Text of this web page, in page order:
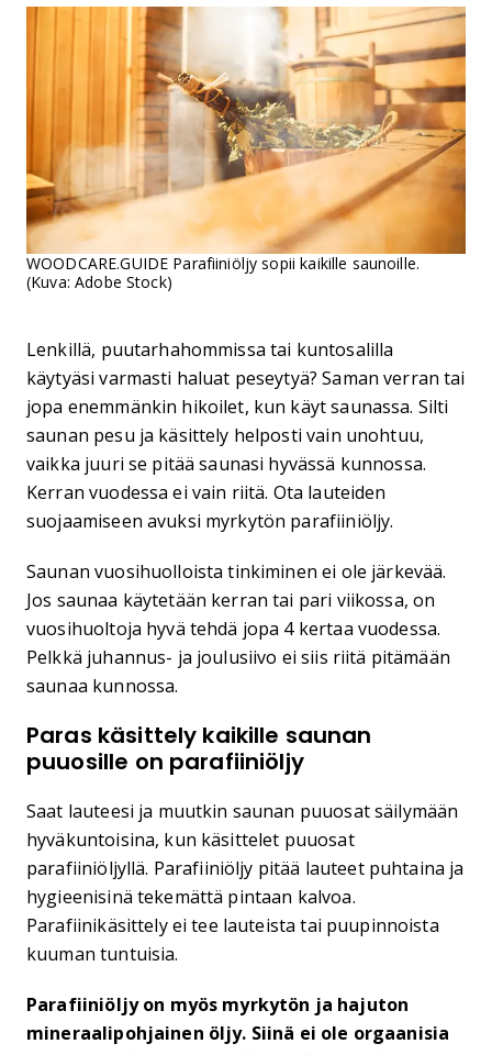
WOODCARE.GUIDE Parafiiniöljy sopii kaikille saunoille.
(Kuva: Adobe Stock)
Lenkillä, puutarhahommissa tai kuntosalilla
käytyäsi varmasti haluat peseytyä? Saman verran tai
jopa enemmänkin hikoilet, kun käyt saunassa. Silti
saunan pesu ja käsittely helposti vain unohtuu,
vaikka juuri se pitää saunasi hyvässä kunnossa.
Kerran vuodessa ei vain riitä. Ota lauteiden
suojaamiseen avuksi myrkytön parafiiniöljy.
Saunan vuosihuolloista tinkiminen ei ole järkevää.
Jos saunaa käytetään kerran tai pari viikossa, on
vuosihuoltoja hyvä tehdä jopa 4 kertaa vuodessa.
Pelkkä juhannus- ja joulusiivo ei siis riitä pitämään
saunaa kunnossa.
Paras käsittely kaikille saunan
puuosille on parafiiniöljy
Saat lauteesi ja muutkin saunan puuosat säilymään
hyväkuntoisina, kun käsittelet puuosat
parafiiniöljyllä. Parafiiniöljy pitää lauteet puhtaina ja
hygieenisinä tekemättä pintaan kalvoa.
Parafiinikäsittely ei tee lauteista tai puupinnoista
kuuman tuntuisia.
Parafiiniöljy on myös myrkytön ja hajuton
mineraalipohjainen öljy. Siinä ei ole orgaanisia